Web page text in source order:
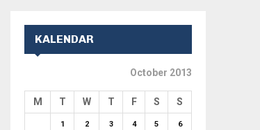
KALENDAR
October 2013
M T W T F S S
1 2 3 4 5 6